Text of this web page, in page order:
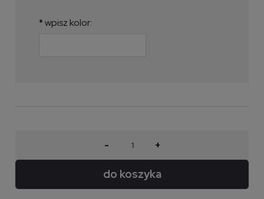
*wpisz kolor:
- +
do koszyka